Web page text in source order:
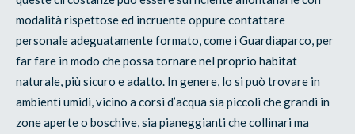
modalità rispettose ed incruente oppure contattare
personale adeguatamente formato, come i Guardiaparco, per
far fare in modo che possa tornare nel proprio habitat
naturale, più sicuro e adatto. In genere, lo si può trovare in
ambienti umidi, vicino a corsi d’acqua sia piccoli che grandi in
zone aperte o boschive, sia pianeggianti che collinari ma